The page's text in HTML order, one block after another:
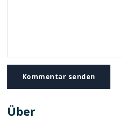
Kommentar senden
Über